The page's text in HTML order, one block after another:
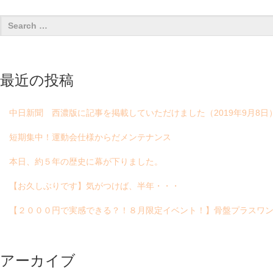
最近の投稿
中日新聞 西濃版に記事を掲載していただけました（2019年9月8日）
短期集中！運動会仕様からだメンテナンス
本日、約５年の歴史に幕が下りました。
【お久しぶりです】気がつけば、半年・・・
【２０００円で実感できる？！８月限定イベント！】骨盤プラスワ
アーカイブ